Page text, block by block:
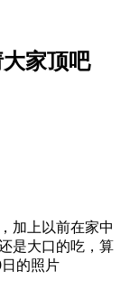
家顶吧
加上以前在家中
是大口的吃，算
的照片